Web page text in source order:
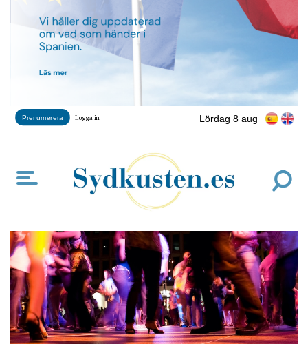
Lördag 8 aug
Prenumerera Logga in